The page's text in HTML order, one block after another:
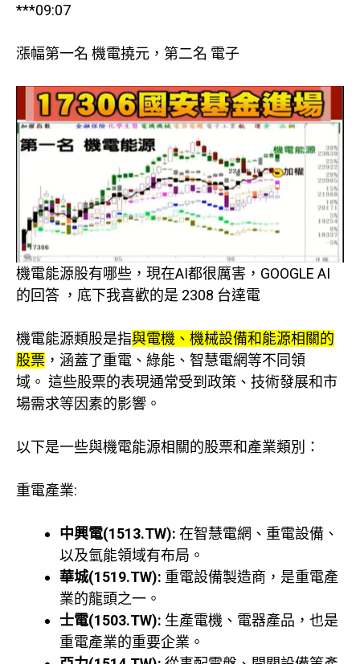
***09:07
漲幅第一名 機電撓元，第二名 電子
機電能源股有哪些，現在AI都很厲害，GOOGLE AI
的回答 ，底下我喜歡的是 2308 台達電
機電能源類股是指與電機、機械設備和能源相關的
股票 ，涵蓋了重電、綠能、智慧電網等不同領
域。 這些股票的表現通常受到政策、技術發展和市
場需求等因素的影響。
以下是一些與機電能源相關的股票和產業類別：
重電產業:
中興電(1513.TW): 在智慧電網、重電設備、
以及氫能領域有布局。
華城(1519.TW): 重電設備製造商，是重電產
業的龍頭之一。
士電(1503.TW): 生產電機、電器產品，也是
重電產業的重要企業。